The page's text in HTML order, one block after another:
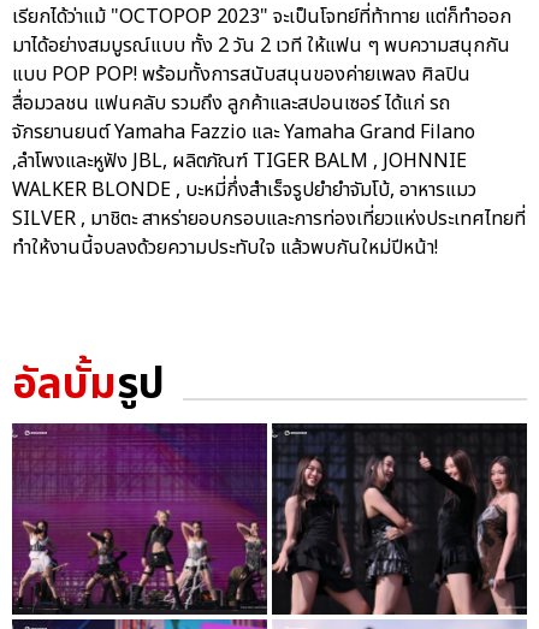
เรียกได้ว่าแม้ "OCTOPOP 2023" จะเป็นโจทย์ที่ท้าทาย แต่ก็ทำออก
มาได้อย่างสมบูรณ์แบบ ทั้ง 2 วัน 2 เวที ให้แฟน ๆ พบความสนุกกัน
แบบ POP POP! พร้อมทั้งการสนับสนุนของค่ายเพลง ศิลปิน
สื่อมวลชน แฟนคลับ รวมถึง ลูกค้าและสปอนเซอร์ ได้แก่ รถ
จักรยานยนต์ Yamaha Fazzio และ Yamaha Grand Filano
,ลำโพงและหูฟัง JBL, ผลิตภัณฑ์ TIGER BALM , JOHNNIE
WALKER BLONDE , บะหมี่กึ่งสำเร็จรูปยำยำจัมโบ้, อาหารแมว
SILVER , มาชิตะ สาหร่ายอบกรอบและการท่องเที่ยวแห่งประเทศไทยที่
ทำให้งานนี้จบลงด้วยความประทับใจ แล้วพบกันใหม่ปีหน้า!
อัลบั้มรูป